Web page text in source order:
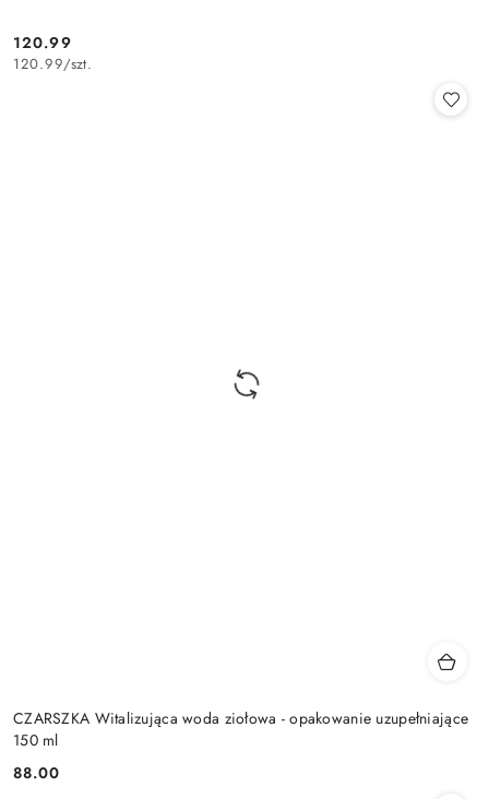
Cena:
120.99
120.99/szt.
CZARSZKA Witalizująca woda ziołowa - opakowanie uzupełniające
150 ml
Cena:
88.00